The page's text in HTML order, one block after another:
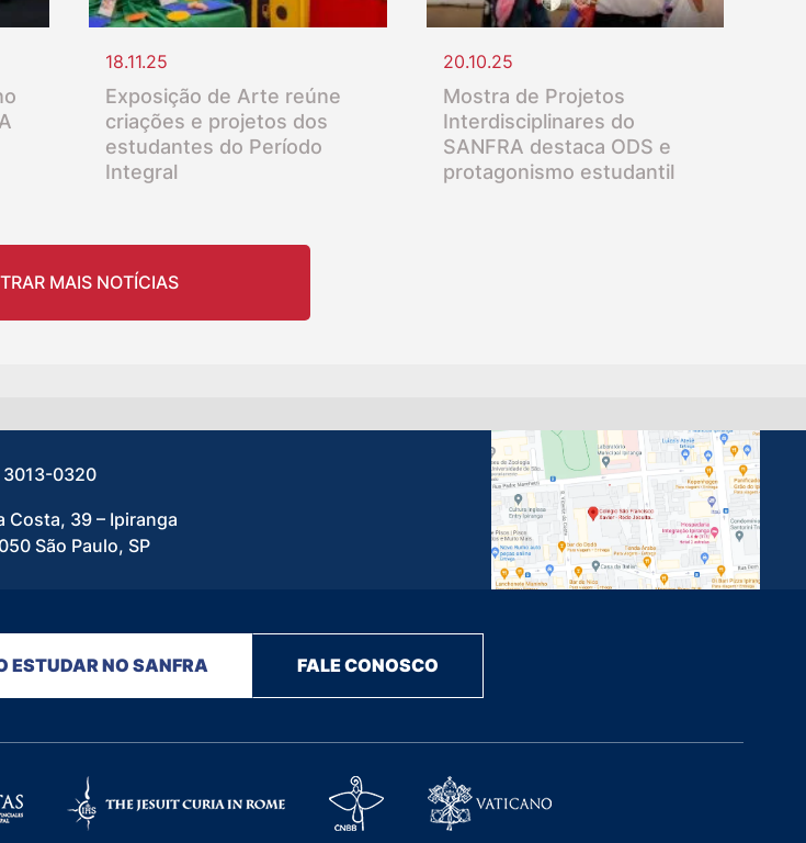
18.11.25
Exposição de Arte reúne
criações e projetos dos
estudantes do Período
Integral
20.10.25
Mostra de Projetos
Interdisciplinares do
SANFRA destaca ODS e
protagonismo estudantil
MAIS NOTÍCIAS
3013-0320
Costa, 39 – Ipiranga
São Paulo, SP
ESTUDAR NO SANFRA FALE CONOSCO